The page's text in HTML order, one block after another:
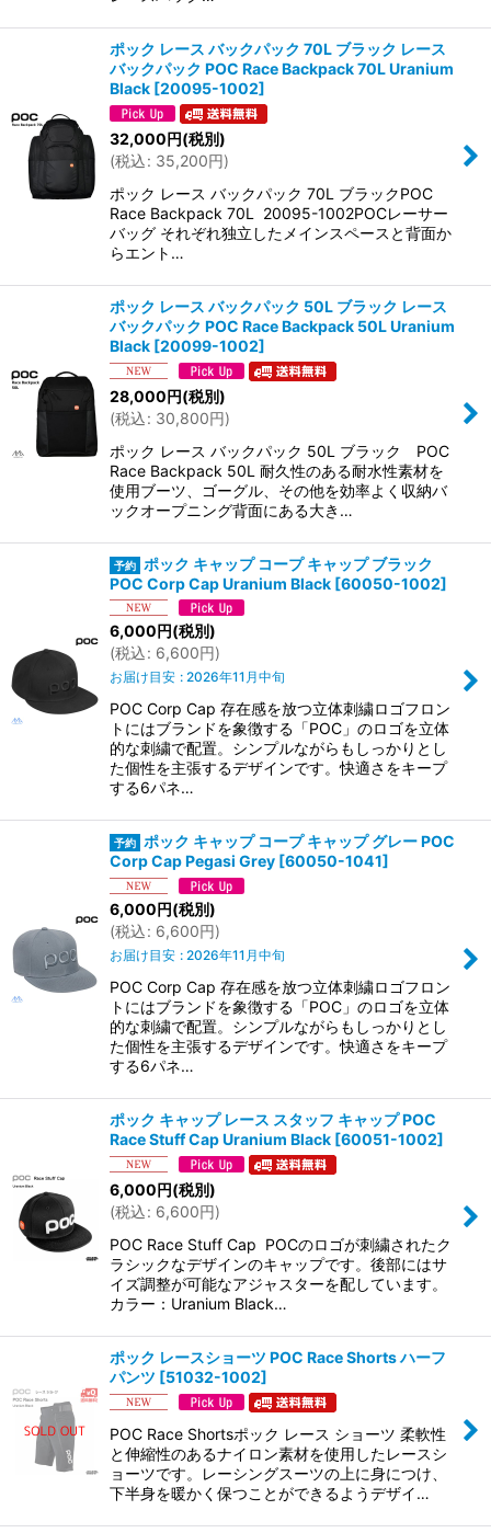
ポック レース バックパック 70L ブラック レース
バックパック POC Race Backpack 70L Uranium
Black [20095-1002]
32,000円(税別)
(税込: 35,200円)
ポック レース バックパック 70L ブラックPOC
Race Backpack 70L 20095-1002POCレーサー
バッグ それぞれ独立したメインスペースと背面か
らエント…
ポック レース バックパック 50L ブラック レース
バックパック POC Race Backpack 50L Uranium
Black [20099-1002]
28,000円(税別)
(税込: 30,800円)
ポック レース バックパック 50L ブラック POC
Race Backpack 50L 耐久性のある耐水性素材を
使用ブーツ、ゴーグル、その他を効率よく収納バ
ックオープニング背面にある大き…
ポック キャップ コープ キャップ ブラック
POC Corp Cap Uranium Black [60050-1002]
6,000円(税別)
(税込: 6,600円)
お届け目安 : 2026年11月中旬
POC Corp Cap 存在感を放つ立体刺繍ロゴフロン
トにはブランドを象徴する「POC」のロゴを立体
的な刺繍で配置。シンプルながらもしっかりとし
た個性を主張するデザインです。快適さをキープ
する6パネ…
ポック キャップ コープ キャップ グレー POC
Corp Cap Pegasi Grey [60050-1041]
6,000円(税別)
(税込: 6,600円)
お届け目安 : 2026年11月中旬
POC Corp Cap 存在感を放つ立体刺繍ロゴフロン
トにはブランドを象徴する「POC」のロゴを立体
的な刺繍で配置。シンプルながらもしっかりとし
た個性を主張するデザインです。快適さをキープ
する6パネ…
ポック キャップ レース スタッフ キャップ POC
Race Stuff Cap Uranium Black [60051-1002]
6,000円(税別)
(税込: 6,600円)
POC Race Stuff Cap POCのロゴが刺繍されたク
ラシックなデザインのキャップです。後部にはサ
イズ調整が可能なアジャスターを配しています。
カラー：Uranium Black…
ポック レースショーツ POC Race Shorts ハーフ
パンツ [51032-1002]
POC Race Shortsポック レース ショーツ 柔軟性
と伸縮性のあるナイロン素材を使用したレースシ
ョーツです。レーシングスーツの上に身につけ、
下半身を暖かく保つことができるようデザイ…